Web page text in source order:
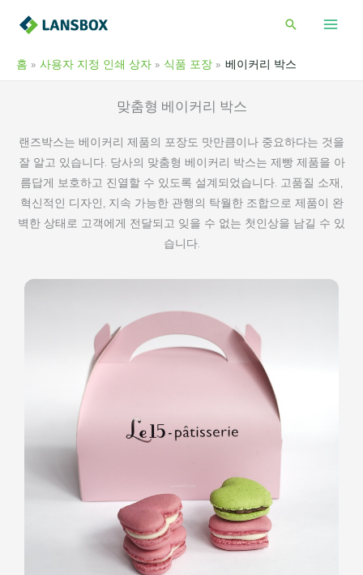
검
홈 사용자 지정 인쇄 상자 식품 포장 베이커리 박스
맞춤형 베이커리 박스
랜즈박스는 베이커리 제품의 포장도 맛만큼이나 중요하다는 것을
잘 알고 있습니다. 당사의 맞춤형 베이커리 박스는 제빵 제품을 아
름답게 보호하고 진열할 수 있도록 설계되었습니다. 고품질 소재,
혁신적인 디자인, 지속 가능한 관행의 탁월한 조합으로 제품이 완
벽한 상태로 고객에게 전달되고 잊을 수 없는 첫인상을 남길 수 있
습니다.